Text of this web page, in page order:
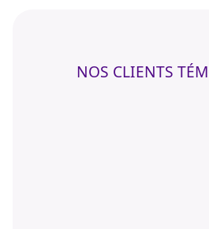
NOS CLIENTS